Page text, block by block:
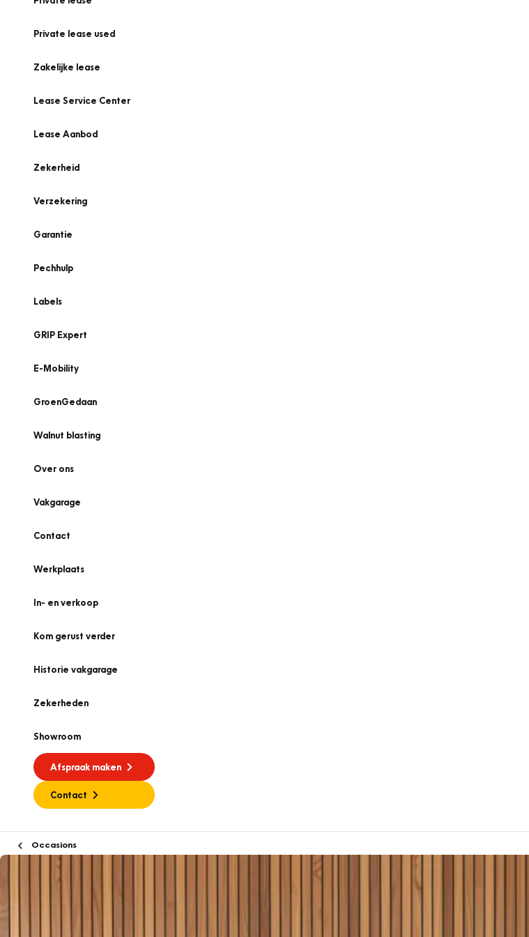
Private lease used
Zakelijke lease
Lease Service Center
Lease Aanbod
Zekerheid
Verzekering
Garantie
Pechhulp
Labels
GRIP Expert
E-Mobility
GroenGedaan
Walnut blasting
Over ons
Vakgarage
Contact
Werkplaats
In- en verkoop
Kom gerust verder
Historie vakgarage
Zekerheden
Showroom
Afspraak maken
Contact
Occasions